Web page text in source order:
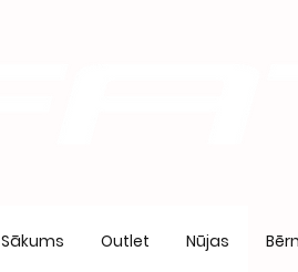
Sākums Outlet Nūjas